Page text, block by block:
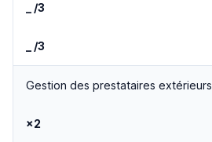
_ /3
_ /3
Gestion des prestataires extérieurs
×2